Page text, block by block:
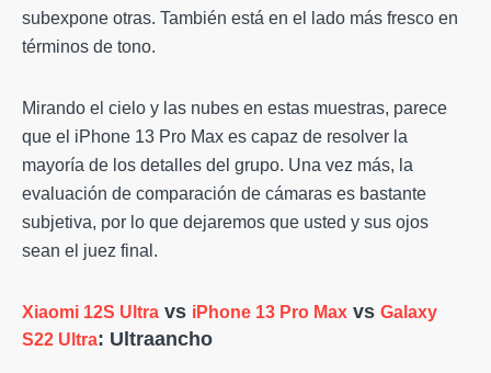
subexpone otras. También está en el lado más fresco en
términos de tono.
Mirando el cielo y las nubes en estas muestras, parece
que el iPhone 13 Pro Max es capaz de resolver la
mayoría de los detalles del grupo. Una vez más, la
evaluación de comparación de cámaras es bastante
subjetiva, por lo que dejaremos que usted y sus ojos
sean el juez final.
Xiaomi 12S Ultra vs iPhone 13 Pro Max vs Galaxy
S22 Ultra: Ultraancho